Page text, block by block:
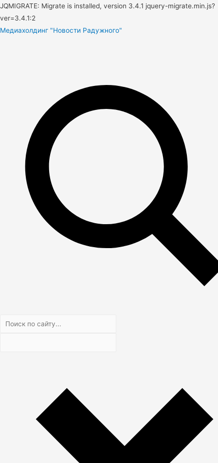
JQMIGRATE: Migrate is installed, version 3.4.1 jquery-migrate.min.js?
ver=3.4.1:2
Медиахолдинг "Новости Радужного"